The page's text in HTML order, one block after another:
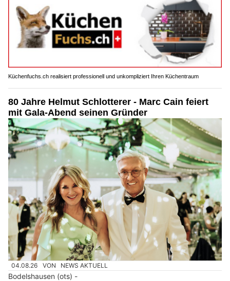
Küchenfuchs.ch realisiert professionell und unkompliziert Ihren Küchentraum
80 Jahre Helmut Schlotterer - Marc Cain feiert
mit Gala-Abend seinen Gründer
04.08.26 VON NEWS AKTUELL
Bodelshausen (ots) -